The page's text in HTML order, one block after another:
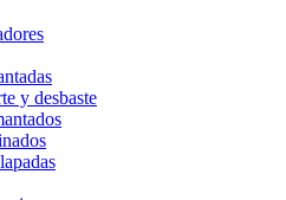
y desbaste